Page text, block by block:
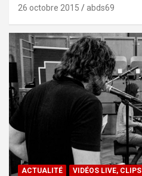
26 octobre 2015 abds69
ACTUALITÉ VIDÉOS LIVE, CLIPS